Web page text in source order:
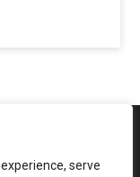
serve